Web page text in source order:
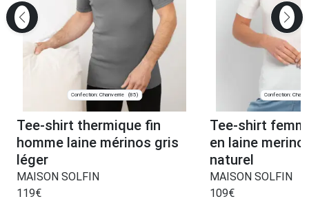
Confection: Chanverrie (85)
Tee-shirt thermique fin
homme laine mérinos gris
léger
MAISON SOLFIN
119€
Confection:
Tee-shirt
en laine
naturel
MAISON SOLFIN
109€